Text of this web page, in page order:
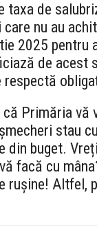
de
nu au
2025 pentru
de acest
respectă
Primăria vă
stau
buget.
facă cu
rușine! Altfel,